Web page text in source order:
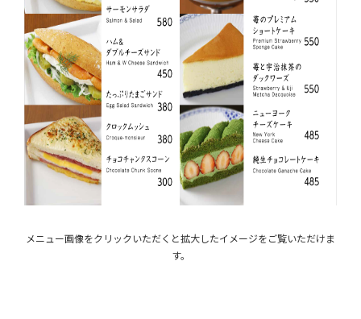
メニュー画像をクリックいただくと拡大したイメージをご覧いただけま
す。